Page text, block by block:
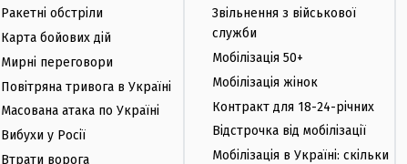
Ракетні обстріли
Карта бойових дій
Мирні переговори
Повітряна тривога в Україні
Масована атака по Україні
Вибухи у Росії
Втрати ворога
Звільнення з військової
служби
Мобілізація 50+
Мобілізація жінок
Контракт для 18-24-річних
Відстрочка від мобілізації
Мобілізація в Україні: скільки